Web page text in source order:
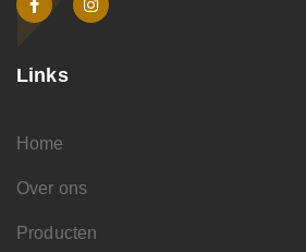
Links
Home
Over ons
Producten